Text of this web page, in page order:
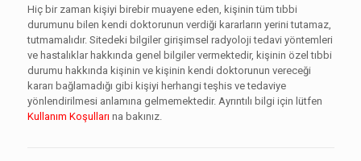
Hiç bir zaman kişiyi birebir muayene eden, kişinin tüm tıbbi
durumunu bilen kendi doktorunun verdiği kararların yerini tutamaz,
tutmamalıdır. Sitedeki bilgiler girişimsel radyoloji tedavi yöntemleri
ve hastalıklar hakkında genel bilgiler vermektedir, kişinin özel tıbbi
durumu hakkında kişinin ve kişinin kendi doktorunun vereceği
kararı bağlamadığı gibi kişiyi herhangi teşhis ve tedaviye
yönlendirilmesi anlamına gelmemektedir. Ayrıntılı bilgi için lütfen
Kullanım Koşulları na bakınız.